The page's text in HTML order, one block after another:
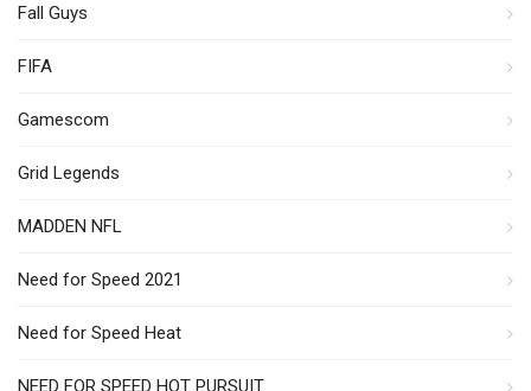
Fall Guys
FIFA
Gamescom
Grid Legends
MADDEN NFL
Need for Speed 2021
Need for Speed Heat
NEED FOR SPEED HOT PURSUIT